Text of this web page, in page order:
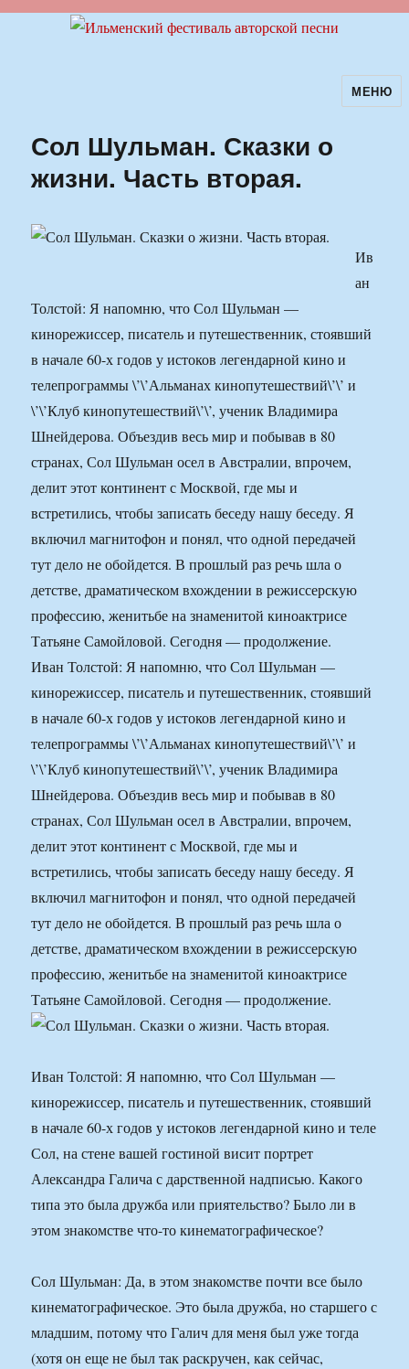
Ильменский фестиваль авторскойМЕНЮ
Сол Шульман. Сказки о
жизни. Часть вторая.
Ив
ан
Толстой: Я напомню, что Сол Шульман —
кинорежиссер, писатель и путешественник, стоявший
в начале 60-х годов у истоков легендарной кино и
телепрограммы \’\’Альманах кинопутешествий\’\’ и
\’\’Клуб кинопутешествий\’\’, ученик Владимира
Шнейдерова. Объездив весь мир и побывав в 80
странах, Сол Шульман осел в Австралии, впрочем,
делит этот континент с Москвой, где мы и
встретились, чтобы записать беседу нашу беседу. Я
включил магнитофон и понял, что одной передачей
тут дело не обойдется. В прошлый раз речь шла о
детстве, драматическом вхождении в режиссерскую
профессию, женитьбе на знаменитой киноактрисе
Татьяне Самойловой. Сегодня — продолжение.
Иван Толстой: Я напомню, что Сол Шульман —
кинорежиссер, писатель и путешественник, стоявший
в начале 60-х годов у истоков легендарной кино и
телепрограммы \’\’Альманах кинопутешествий\’\’ и
\’\’Клуб кинопутешествий\’\’, ученик Владимира
Шнейдерова. Объездив весь мир и побывав в 80
странах, Сол Шульман осел в Австралии, впрочем,
делит этот континент с Москвой, где мы и
встретились, чтобы записать беседу нашу беседу. Я
включил магнитофон и понял, что одной передачей
тут дело не обойдется. В прошлый раз речь шла о
детстве, драматическом вхождении в режиссерскую
профессию, женитьбе на знаменитой киноактрисе
Татьяне Самойловой. Сегодня — продолжение.
Иван Толстой: Я напомню, что Сол Шульман —
кинорежиссер, писатель и путешественник, стоявший
в начале 60-х годов у истоков легендарной кино и теле
Сол, на стене вашей гостиной висит портрет
Александра Галича с дарственной надписью. Какого
типа это была дружба или приятельство? Было ли в
этом знакомстве что-то кинематографическое?
Сол Шульман: Да, в этом знакомстве почти все было
кинематографическое. Это была дружба, но старшего с
младшим, потому что Галич для меня был уже тогда
(хотя он еще не был так раскручен, как сейчас,